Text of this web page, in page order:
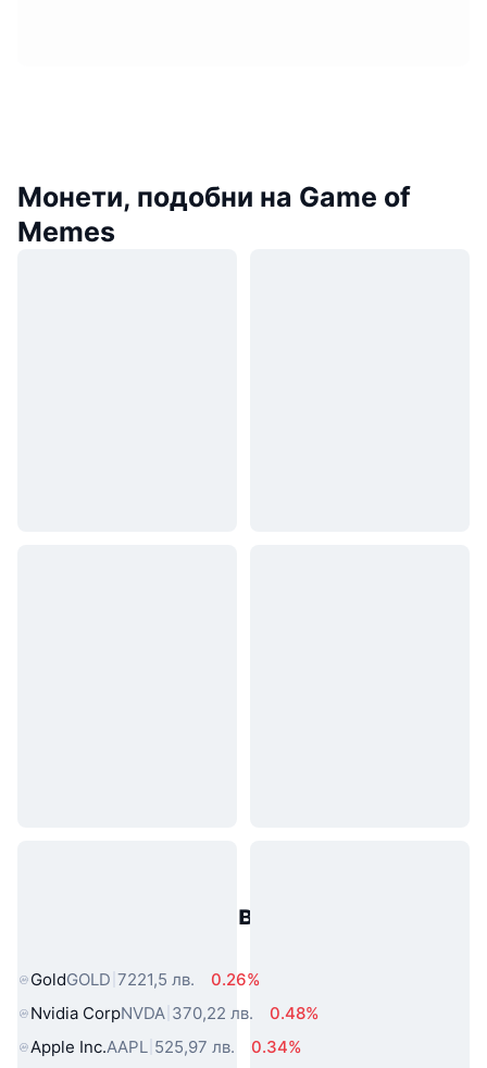
Монети, подобни на Game of
Memes
Популярни активи от реалния
GoldGOLD 7221,5 лв.
0.26%
Nvidia CorpNVDA 370,22 лв.
0.48%
Apple Inc.AAPL 525,97 лв. 0.34%